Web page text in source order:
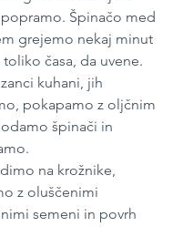
Špinačo med
grejemo nekaj minut
časa, da uvene.
kuhani, jih
pokapamo z oljčnim
špinači in
na krožnike,
z oluščenimi
semeni in povrh